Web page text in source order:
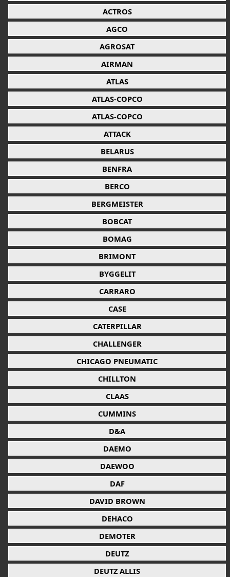
ACTROS
AGCO
AGROSAT
AIRMAN
ATLAS
ATLAS-COPCO
ATLAS-COPCO
ATTACK
BELARUS
BENFRA
BERCO
BERGMEISTER
BOBCAT
BOMAG
BRIMONT
BYGGELIT
CARRARO
CASE
CATERPILLAR
CHALLENGER
CHICAGO PNEUMATIC
CHILLTON
CLAAS
CUMMINS
D&A
DAEMO
DAEWOO
DAF
DAVID BROWN
DEHACO
DEMOTER
DEUTZ
DEUTZ ALLIS